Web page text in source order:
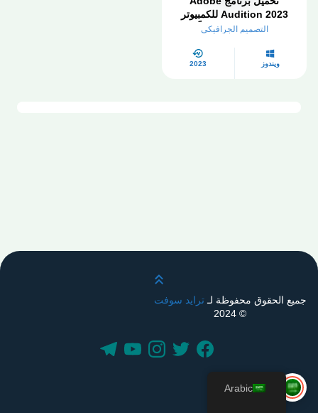
Audition 2023 للكمبيوتر
كامل مفعل مجاناً
التصميم الجرافيكي
ويندوز 2023
قم بالتمرير لأعلى
جميع الحقوق محفوظة لـترايد سوفت
© 2024
Arabic